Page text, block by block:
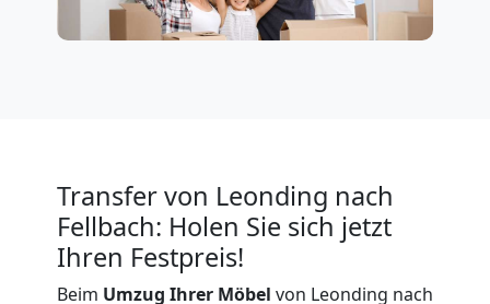
Transfer von Leonding nach
Fellbach: Holen Sie sich jetzt
Ihren Festpreis!
Beim Umzug Ihrer Möbel von Leonding nach
Büroumzug
Leonding